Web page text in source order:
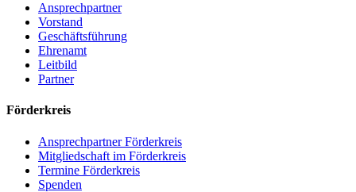
Ansprechpartner
Vorstand
Geschäftsführung
Ehrenamt
Leitbild
Partner
Förderkreis
Ansprechpartner Förderkreis
Mitgliedschaft im Förderkreis
Termine Förderkreis
Spenden